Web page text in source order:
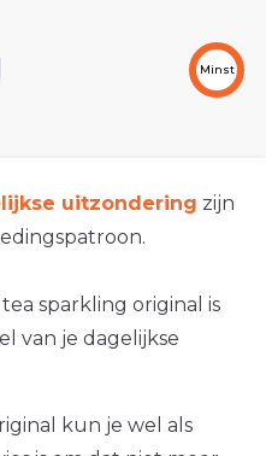
Minst
uitzondering zijn
sparkling original is
van je dagelijkse
kun je wel als